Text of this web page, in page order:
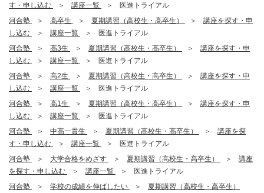
す・申し込む
講座一覧
医進トライアル
河合塾
高卒生 夏期講習（高校生・高卒生）
講座を探す・申
し込む
講座一覧
医進トライアル
河合塾
高3生 夏期講習（高校生・高卒生）
講座を探す・申
し込む
講座一覧
医進トライアル
河合塾
高2生 夏期講習（高校生・高卒生）
講座を探す・申
し込む
講座一覧
医進トライアル
河合塾
高1生 夏期講習（高校生・高卒生）
講座を探す・申
し込む
講座一覧
医進トライアル
河合塾
中高一貫生 夏期講習（高校生・高卒生）
講座を探
す・申し込む
講座一覧
医進トライアル
河合塾
大学合格をめざす 夏期講習（高校生・高卒生）
講座
を探す・申し込む
講座一覧
医進トライアル
河合塾
学校の成績を伸ばしたい
夏期講習（高校生・高卒生）